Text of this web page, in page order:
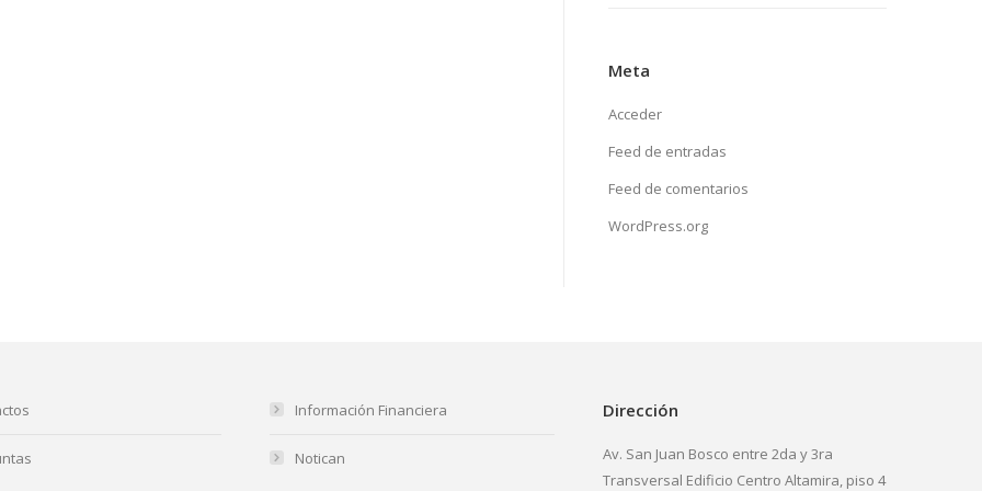
Meta
Acceder
Feed de entradas
Feed de comentarios
WordPress.org
Información Financiera
Notican
Dirección
Av. San Juan Bosco entre 2da y 3ra
Transversal Edificio Centro Altamira, piso 4